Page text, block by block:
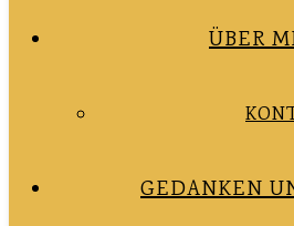
ÜBER
GEDANKEN